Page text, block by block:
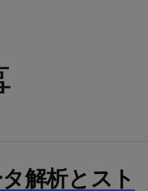
解析とスト